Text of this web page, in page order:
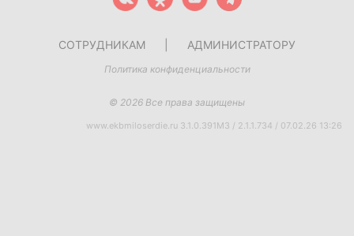
СОТРУДНИКАМ АДМИНИСТРАТОРУ
Политика конфиденциальности
© 2026 Все права защищены
www.ekbmiloserdie.ru 3.1.0.391M3 / 2.1.1.734 / 07.02.26 13:26